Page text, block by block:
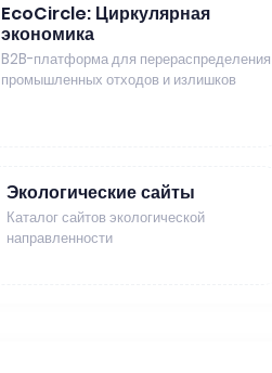
EcoCircle: Циркулярная
экономика
B2B-платформа для перераспределения
промышленных отходов и излишков
Экологические сайты
Каталог сайтов экологической
направленности